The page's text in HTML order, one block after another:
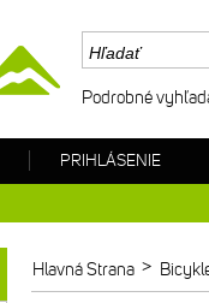
Hlavná Strana >
Podrobné
PRIHLÁSENIE